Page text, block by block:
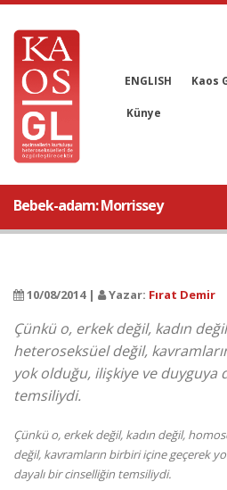
ENGLISH Kaos
Künye
Bebek-adam: Morrissey
10/08/2014 | Yazar: Fırat Demir
Çünkü o, erkek değil, kadın
heteroseksüel değil,
yok olduğu, ilişkiye ve duyguya
temsiliydi.
Çünkü o, erkek değil, kadın değil,
değil, kavramların birbiri içine geçerek
dayalı bir cinselliğin temsiliydi.